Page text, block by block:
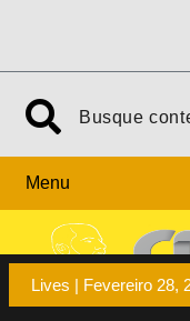
Menu
Lives | Fevereiro 28,